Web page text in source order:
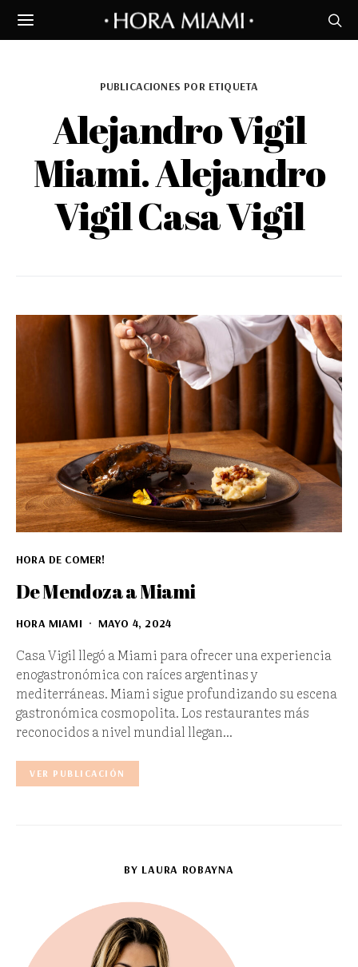
PUBLICACIONES POR ETIQUETA
Alejandro Vigil
Miami. Alejandro
Vigil Casa Vigil
HORA DE COMER!
De Mendoza a Miami
HORA MIAMI MAYO 4, 2024
Casa Vigil llegó a Miami para ofrecer una experiencia
enogastronómica con raíces argentinas y
mediterráneas. Miami sigue profundizando su escena
gastronómica cosmopolita. Los restaurantes más
reconocidos a nivel mundial llegan…
VER PUBLICACIÓN
BY LAURA ROBAYNA